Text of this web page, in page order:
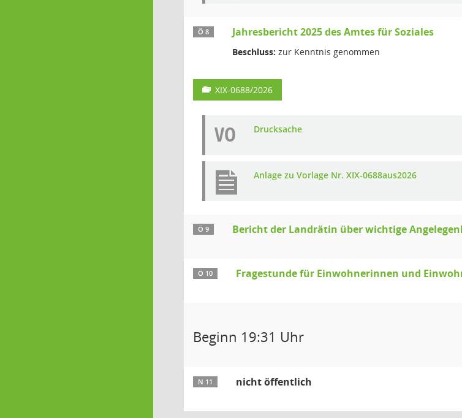
Ö 8 Jahresbericht 2025 des Amtes für Soziales
Beschluss: zur Kenntnis genommen
XIX-0688/2026
VO Drucksache
Anlage zu Vorlage Nr. XIX-0688aus2026
Ö 9 Bericht der Landrätin über wichtige
Ö 10 Fragestunde für Einwohnerinnen und
Beginn 19:31 Uhr
N 11 nicht öffentlich